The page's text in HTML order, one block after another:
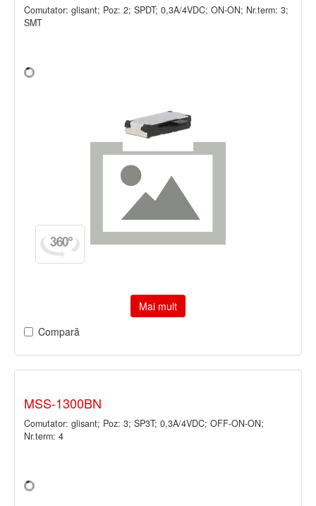
Comutator: glisant; Poz: 2; SPDT; 0,3A/4VDC; ON-ON; Nr.term: 3;
SMT
Mai mult
Compară
MSS-1300BN
Comutator: glisant; Poz: 3; SP3T; 0,3A/4VDC; OFF-ON-ON;
Nr.term: 4